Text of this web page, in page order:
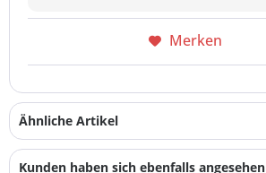
Merken
Ähnliche Artikel
Kunden haben sich ebenfalls angesehen